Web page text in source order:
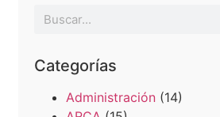
Categorías
Administración(14)